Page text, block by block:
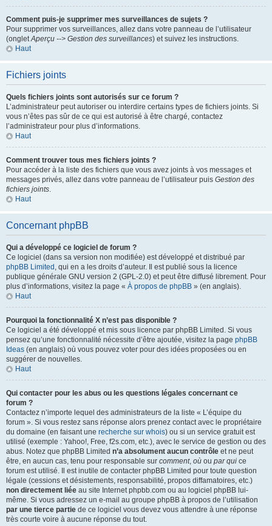
Comment puis-je supprimer mes surveillances de sujets ?
Pour supprimer vos surveillances, allez dans votre panneau de l’utilisateur
(ongletAperçu --> Gestion des surveillances) et suivez les instructions.
Haut
Fichiers joints
Quels fichiers joints sont autorisés sur ce forum ?
L’administrateur peut autoriser ou interdire certains types de fichiers joints. Si
vous n’êtes pas sûr de ce qui est autorisé à être chargé, contactez
l’administrateur pour plus d’informations.
Haut
Comment trouver tous mes fichiers joints ?
Pour accéder à la liste des fichiers que vous avez joints à vos messages et
messages privés, allez dans votre panneau de l’utilisateur puis Gestion des
fichiers joints.
Haut
Concernant phpBB
Qui a développé ce logiciel de forum ?
Ce logiciel (dans sa version non modifiée) est développé et distribué par
phpBB Limited , qui en a les droits d’auteur. Il est publié sous la licence
publique générale GNU version 2 (GPL-2.0) et peut être diffusé librement. Pour
plus d’informations, visitez la page « À propos de phpBB » (en anglais).
Haut
Pourquoi la fonctionnalité X n’est pas disponible ?
Ce logiciel a été développé et mis sous licence par phpBB Limited. Si vous
pensez qu’une fonctionnalité nécessite d’être ajoutée, visitez la page phpBB
Ideas (en anglais) où vous pouvez voter pour des idées proposées ou en
suggérer de nouvelles.
Haut
Qui contacter pour les abus ou les questions légales concernant ce
forum ?
Contactez n’importe lequel des administrateurs de la liste « L’équipe du
forum ». Si vous restez sans réponse alors prenez contact avec le propriétaire
du domaine (en faisant une recherche sur whois) ou si un service gratuit est
utilisé (exemple : Yahoo!, Free, f2s.com, etc.), avec le service de gestion ou des
abus. Notez que phpBB Limited n’a absolument aucun contrôle et ne peut
être, en aucun cas, tenu pour responsable sur comment, où ou par qui ce
forum est utilisé. Il est inutile de contacter phpBB Limited pour toute question
légale (cessions et désistements, responsabilité, propos diffamatoires, etc.)
non directement liée au site Internet phpbb.com ou au logiciel phpBB lui-
même. Si vous adressez un e-mail au groupe phpBB à propos de l’utilisation
par une tierce partie de ce logiciel vous devez vous attendre à une réponse
très courte voire à aucune réponse du tout.